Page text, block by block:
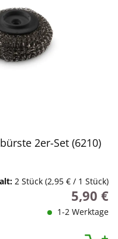
2er-Set (6210)
2 Stück (2,95 € / 1 Stück)
5,90 €
1-2 Werktage